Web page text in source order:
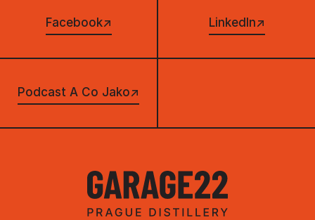
Facebook↗ LinkedIn↗
Podcast A Co Jako↗